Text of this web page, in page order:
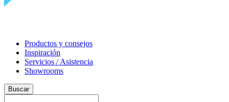
Productos y consejos
Inspiración
Servicios / Asistencia
Showrooms
Buscar